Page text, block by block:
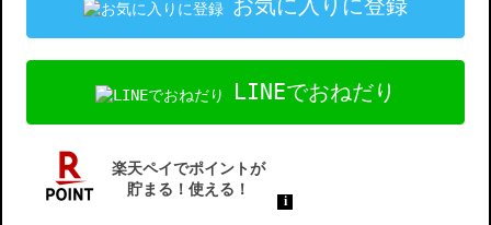
お気に入りに登録
LINEでおねだり